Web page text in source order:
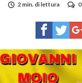
2 min. di lettura
0